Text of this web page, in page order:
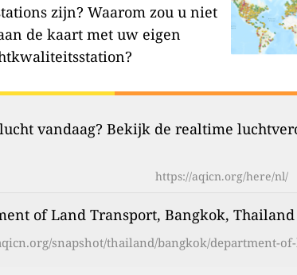
zijn? Waarom zou u niet
de kaart met uw eigen
vandaag? Bekijk de realtime
https://aqicn.org/here/nl/
of Land Transport, Bangkok,
snapshot/thailand/bangkok/department-